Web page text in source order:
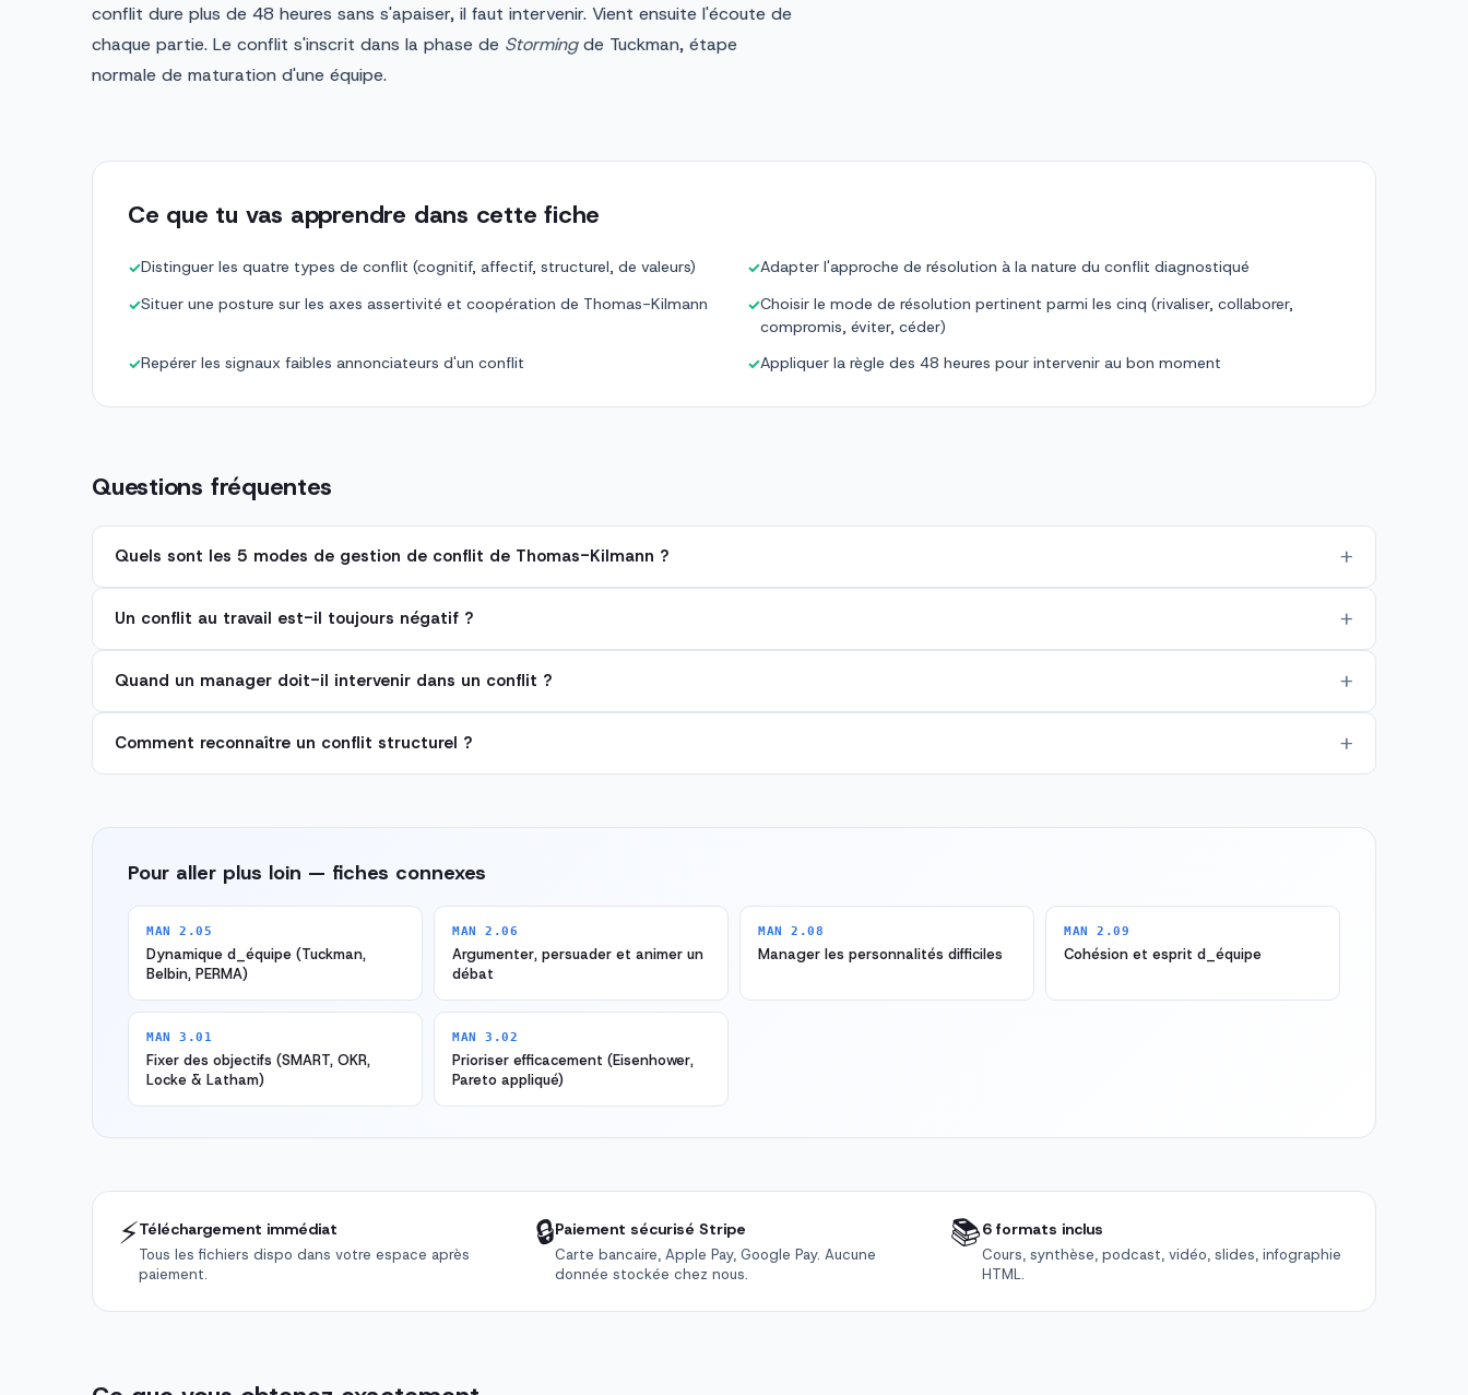
conflit dure plus de 48 heures sans s'apaiser, il faut intervenir. Vient ensuite l'écoute de
chaque partie. Le conflit s'inscrit dans la phase de Stormingde Tuckman, étape
normale de maturation d'une équipe.
Ce que tu vas apprendre dans cette fiche
✓Distinguer les quatre types de conflit (cognitif, affectif, structurel, de valeurs) ✓Adapter l'approche de résolution à la nature du conflit diagnostiqué
✓Situer une posture sur les axes assertivité et coopération de Thomas-Kilmann ✓Choisir le mode de résolution pertinent parmi les cinq (rivaliser, collaborer,
compromis, éviter, céder)
✓Repérer les signaux faibles annonciateurs d'un conflit ✓Appliquer la règle des 48 heures pour intervenir au bon moment
Questions fréquentes
Quels sont les 5 modes de gestion de conflit de Thomas-Kilmann ?
Un conflit au travail est-il toujours négatif ?
Quand un manager doit-il intervenir dans un conflit ?
Comment reconnaître un conflit structurel ?
Pour aller plus loin — fiches connexes
MAN 2.05
Dynamique d_équipe (Tuckman,
Belbin, PERMA)
MAN 2.06
Argumenter, persuader et animer un
débat
MAN 2.08
Manager les personnalités difficiles
MAN 2.09
Cohésion et esprit d_équipe
MAN 3.01
Fixer des objectifs (SMART, OKR,
Locke & Latham)
MAN 3.02
Prioriser efficacement (Eisenhower,
Pareto appliqué)
⚡Téléchargement immédiat
Tous les fichiers dispo dans votre espace après
paiement.
🔒Paiement sécurisé Stripe
Carte bancaire, Apple Pay, Google Pay. Aucune
donnée stockée chez nous.
📚6 formats inclus
Cours, synthèse, podcast, vidéo, slides, infographie
HTML.